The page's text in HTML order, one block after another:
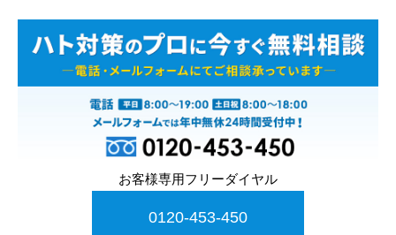
お客様専用フリーダイヤル
0120-453-450